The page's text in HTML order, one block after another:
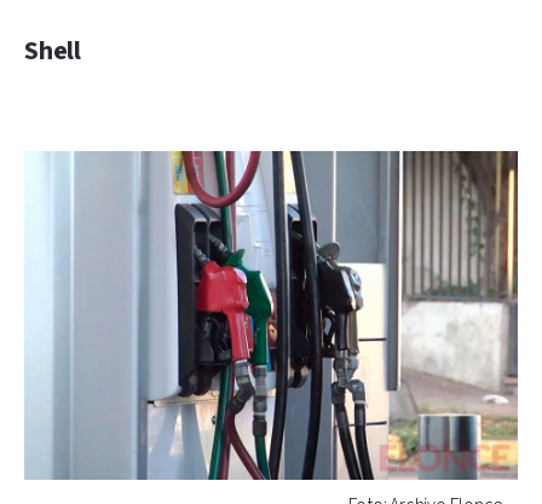
Shell